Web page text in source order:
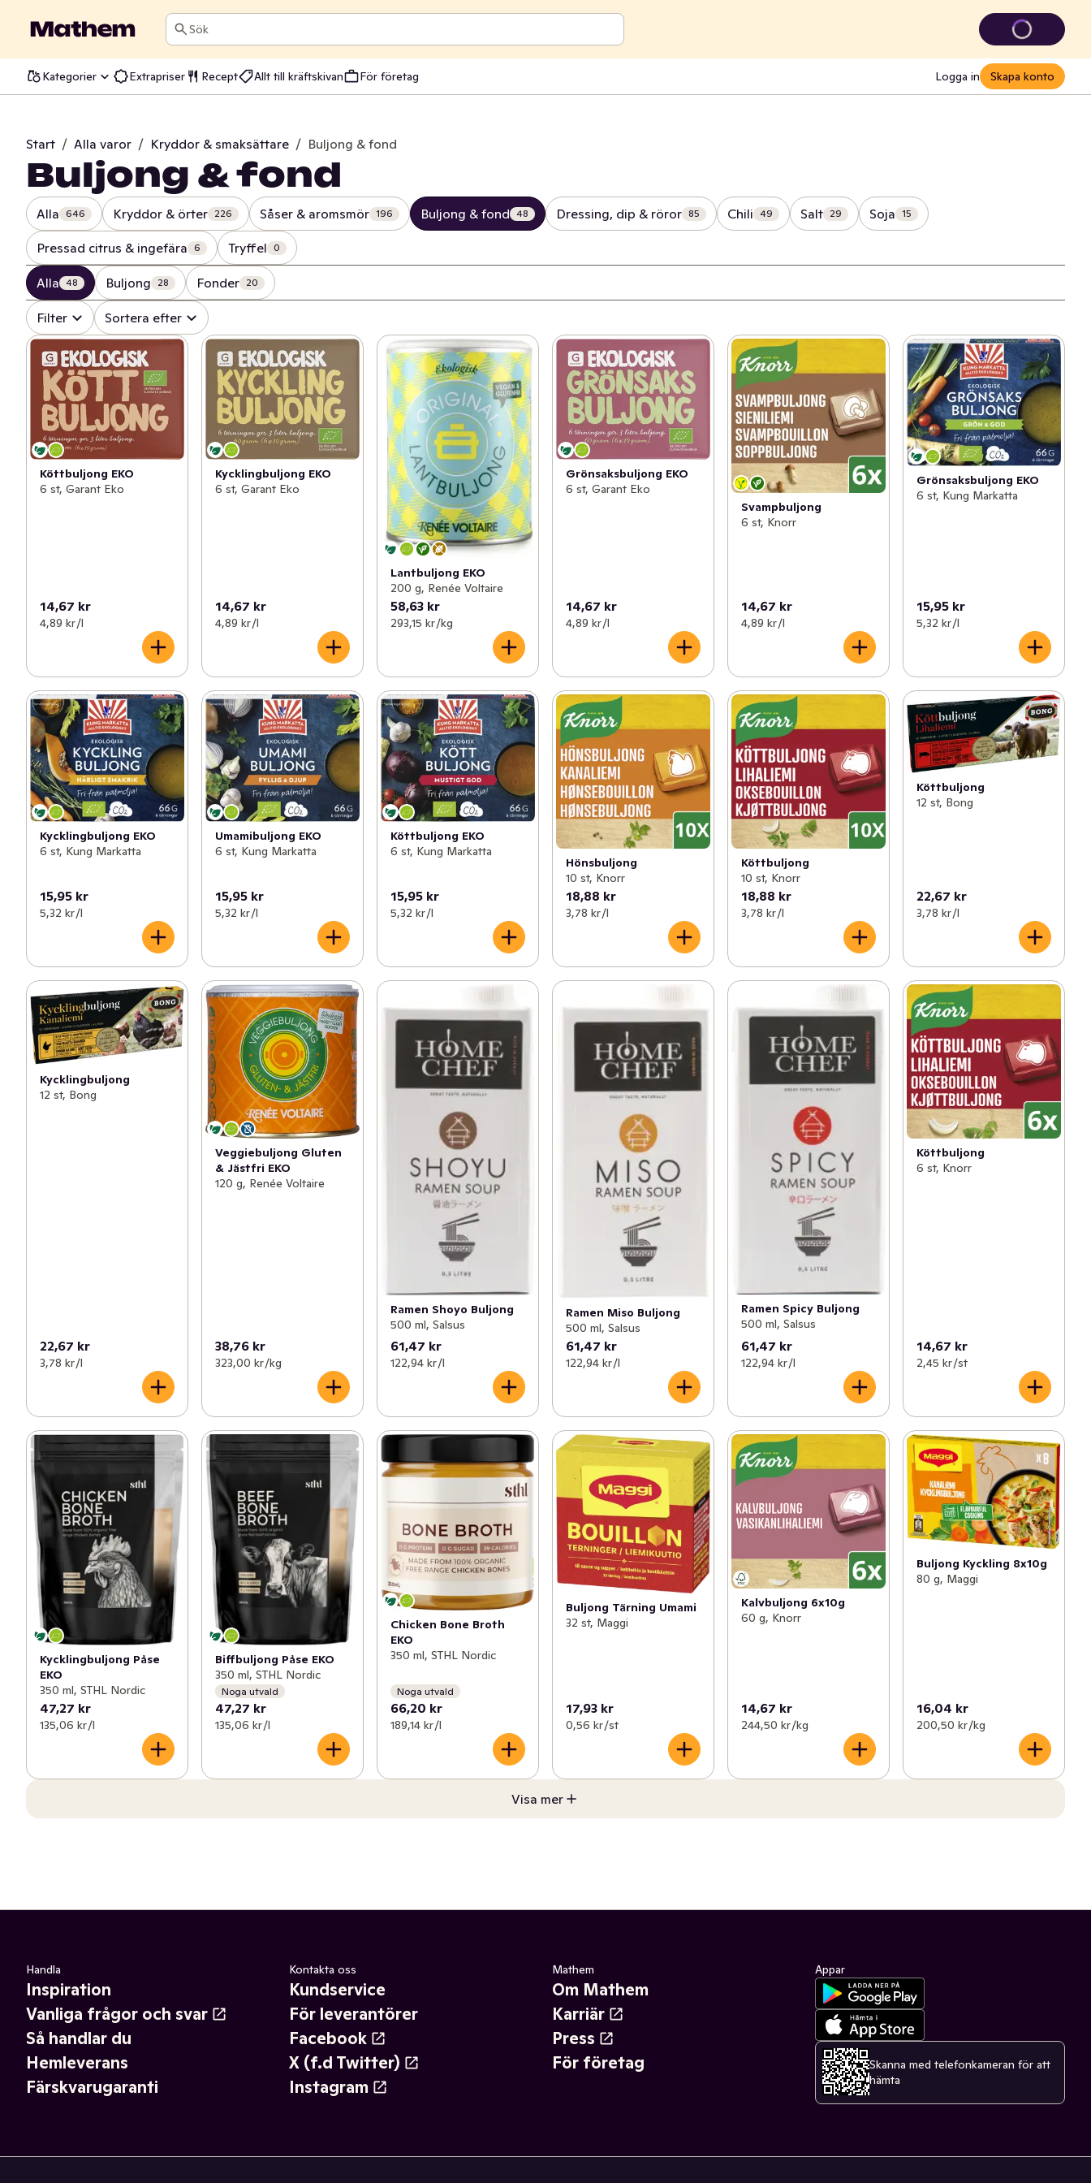
Sök
Kategorier Extrapriser Recept Allt till kräftskivan För företag Logga in Skapa konto
Start / Alla varor / Kryddor & smaksättare / Buljong & fond
Buljong & fond
Alla 646 Kryddor & örter 226 Såser & aromsmör 196 Buljong & fond 48 Dressing, dip & röror 85 Chili 49 Salt 29 Soja 15
Pressad citrus & ingefära 6 Tryffel 0
Alla 48 Buljong 28 Fonder 20
Filter Sortera efter
Köttbuljong EKO
6 st, Garant Eko
14,67 kr
4,89 kr /l
Kycklingbuljong EKO
6 st, Garant Eko
14,67 kr
4,89 kr /l
Lantbuljong EKO
200 g, Renée Voltaire
58,63 kr
293,15 kr /kg
Grönsaksbuljong EKO
6 st, Garant Eko
14,67 kr
4,89 kr /l
Svampbuljong
6 st, Knorr
14,67 kr
4,89 kr /l
Grönsaksbuljong EKO
6 st, Kung Markatta
15,95 kr
5,32 kr /l
Kycklingbuljong EKO
6 st, Kung Markatta
15,95 kr
5,32 kr /l
Umamibuljong EKO
6 st, Kung Markatta
15,95 kr
5,32 kr /l
Köttbuljong EKO
6 st, Kung Markatta
15,95 kr
5,32 kr /l
Hönsbuljong
10 st, Knorr
18,88 kr
3,78 kr /l
Köttbuljong
10 st, Knorr
18,88 kr
3,78 kr /l
Köttbuljong
12 st, Bong
22,67 kr
3,78 kr /l
Kycklingbuljong
12 st, Bong
22,67 kr
3,78 kr /l
Veggiebuljong Gluten
& Jästfri EKO
120 g, Renée Voltaire
38,76 kr
323,00 kr /kg
Ramen Shoyo Buljong
500 ml, Salsus
61,47 kr
122,94 kr /l
Ramen Miso Buljong
500 ml, Salsus
61,47 kr
122,94 kr /l
Ramen Spicy Buljong
500 ml, Salsus
61,47 kr
122,94 kr /l
Köttbuljong
6 st, Knorr
14,67 kr
2,45 kr /st
Kycklingbuljong Påse
EKO
350 ml, STHL Nordic
47,27 kr
135,06 kr /l
Biffbuljong Påse EKO
350 ml, STHL Nordic
Noga utvald
47,27 kr
135,06 kr /l
Chicken Bone Broth
EKO
350 ml, STHL Nordic
Noga utvald
66,20 kr
189,14 kr /l
Buljong Tärning Umami
32 st, Maggi
17,93 kr
0,56 kr /st
Kalvbuljong 6x10g
60 g, Knorr
14,67 kr
244,50 kr /kg
Buljong Kyckling 8x10g
80 g, Maggi
16,04 kr
200,50 kr /kg
Visa mer
Handla
Inspiration
Vanliga frågor och svar
Så handlar du
Hemleverans
Färskvarugaranti
Kontakta oss
Kundservice
För leverantörer
Facebook
X (f.d Twitter)
Instagram
Mathem
Om Mathem
Karriär
Press
För företag
Appar
Skanna med telefonkameran för att
hämta